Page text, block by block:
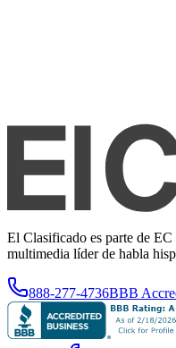
El Clasificado es parte de
multimedia líder de habla
888-277-4736BBB